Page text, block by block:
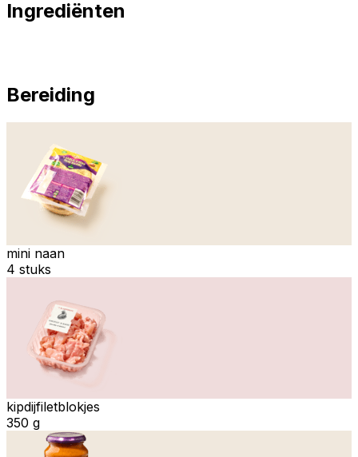
Ingrediënten
Bereiding
mini naan
4 stuks
kipdijfiletblokjes
350 g